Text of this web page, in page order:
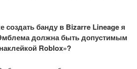
создать банду в Bizarre Lineage я
должна быть допустимым
Roblox»?